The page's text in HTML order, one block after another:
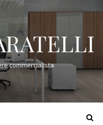
commercialista